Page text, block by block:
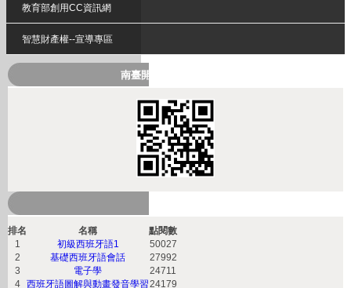
教育部創用CC資訊網
智慧財產權--宣導專區
南臺開放式課程QRcode
排名 名稱
點閱數
1
初級西班牙語1
50027
2
基礎西班牙語會話
27992
3
電子學
24711
4
西班牙語圖解與動畫發音學習24179